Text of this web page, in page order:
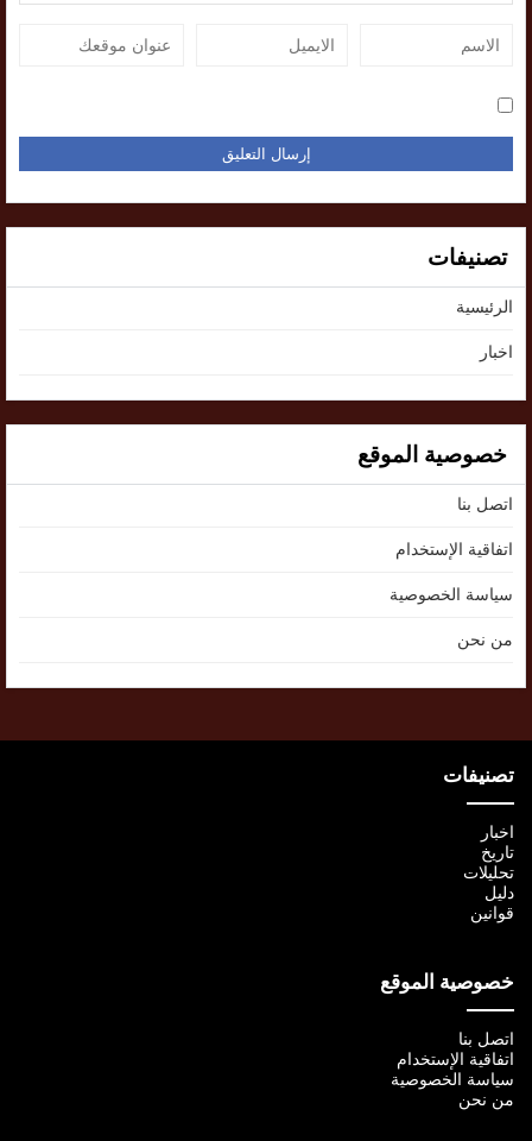
تصنيفات
الرئيسية
اخبار
خصوصية الموقع
اتصل بنا
اتفاقية الإستخدام
سياسة الخصوصية
من نحن
تصنيفات
اخبار
تاريخ
تحليلات
دليل
قوانين
خصوصية الموقع
اتصل بنا
اتفاقية الإستخدام
سياسة الخصوصية
من نحن